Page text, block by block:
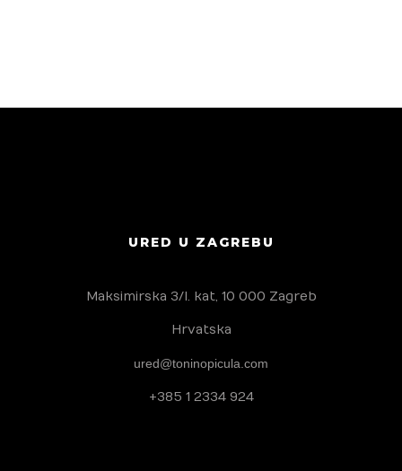
URED U ZAGREBU
Maksimirska 3/I. kat, 10 000 Zagreb
Hrvatska
ured@toninopicula.com
+385 1 2334 924